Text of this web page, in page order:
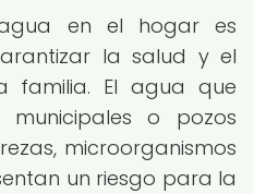
en el hogar es
la salud y el
familia. El agua que
o pozos
microorganismos
un riesgo para la